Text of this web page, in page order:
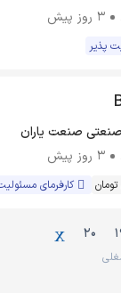
3 روز پیش
پذیر
صنعت یاران
3 روز پیش
کارفرمای
20